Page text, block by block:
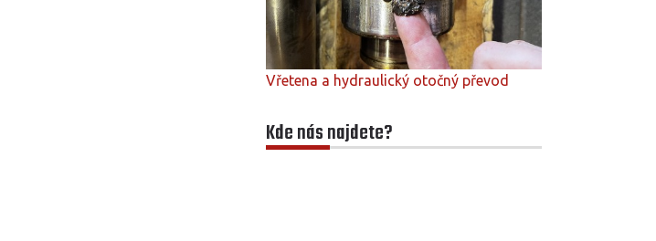
Vřetena a hydraulický otočný převod
Kde nás najdete?